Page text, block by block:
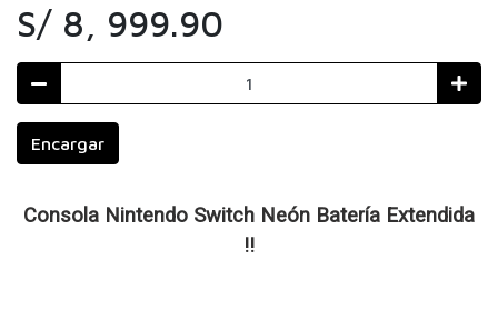
S/ 8, 999.90
Encargar
Consola Nintendo Switch Neón Batería Extendida
!!